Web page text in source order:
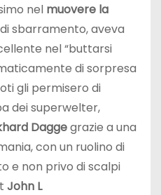
nel muovere la
sbarramento, aveva
nel “buttarsi
di sorpresa
gli permisero di
dei superwelter,
Daggegrazie a una
con un ruolino di
e non privo di scalpi
John L